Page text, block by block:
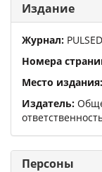
Издание
Журнал:
Номера
Место издания:
Издатель:
Персоны